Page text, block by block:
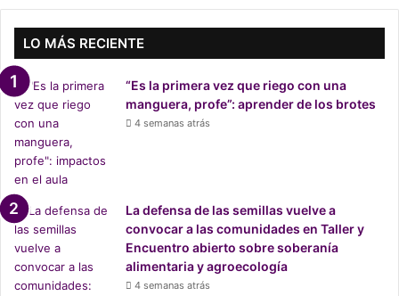
LO MÁS RECIENTE
“Es la primera vez que riego con una
manguera, profe”: aprender de los brotes
4 semanas atrás
La defensa de las semillas vuelve a
convocar a las comunidades en Taller y
Encuentro abierto sobre soberanía
alimentaria y agroecología
4 semanas atrás